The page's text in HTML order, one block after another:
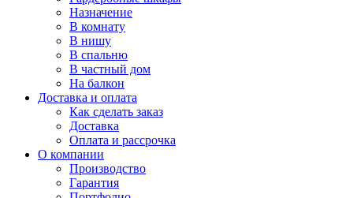
Назначение
В комнату
В нишу
В спальню
В частный дом
На балкон
Доставка и оплата
Как сделать заказ
Доставка
Оплата и рассрочка
О компании
Производство
Гарантия